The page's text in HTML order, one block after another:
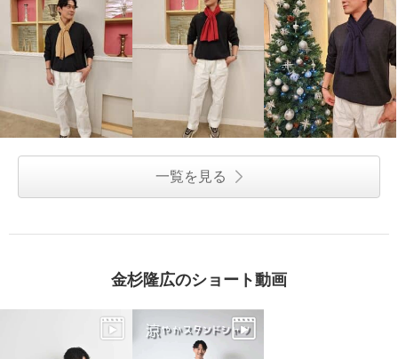
一覧を見る
金杉隆広のショート動画